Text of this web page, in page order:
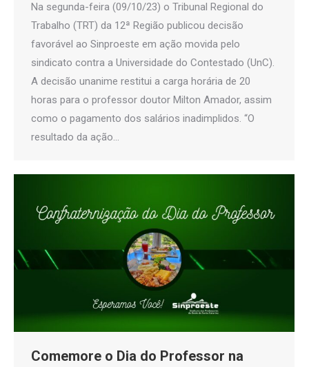
Na segunda-feira (09/10/23) o Tribunal Regional do
Trabalho (TRT) da 12ª Região publicou decisão
favorável ao Sinproeste em ação movida pelo
sindicato contra a Universidade do Contestado (UnC).
A decisão unanime restitui a carga horária de 20
horas para o professor doutor Milton Amador, assim
como o pagamento dos salários inadimplidos. “O
resultado da ação…
Comemore o Dia do Professor na